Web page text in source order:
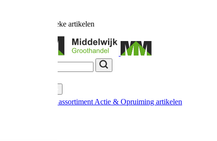
unieke artikelen
Nieuw in ons assortiment Actie & Opruiming artikelen